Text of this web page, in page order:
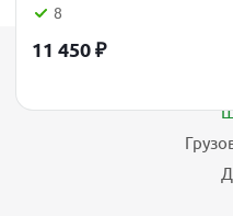
8
11 450₽